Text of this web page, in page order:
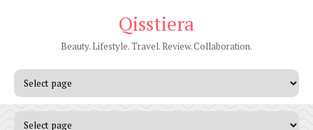
Qisstiera
Beauty. Lifestyle. Travel. Review. Collaboration.